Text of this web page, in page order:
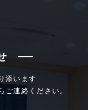
添います
ご連絡ください。